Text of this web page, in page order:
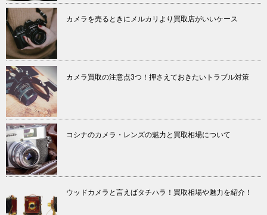
カメラを売るときにメルカリより買取店がいいケース
カメラ買取の注意点3つ！押さえておきたいトラブル対策
コシナのカメラ・レンズの魅力と買取相場について
ウッドカメラと言えばタチハラ！買取相場や魅力を紹介！